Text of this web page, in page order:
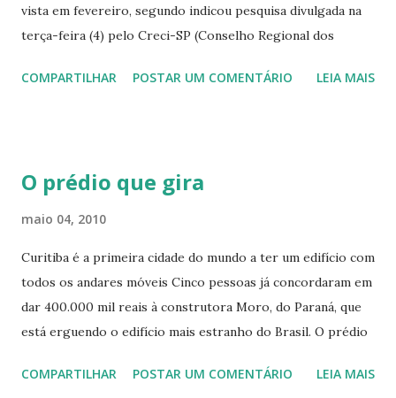
vista em fevereiro, segundo indicou pesquisa divulgada na
terça-feira (4) pelo Creci-SP (Conselho Regional dos
segundo mês do ano, essa forma de pagamento
período, 20,39% das vendas, sendo a principal instituição de
em fevereiro, não foram identificadas negociações
realizadas por meio do consórcio. As negociações
diretamente com o proprietário também registraram
representatividade nula no segundo mês do ano. Descontos
em fevereiro, quem procurou imóveis em todas as zonas de
COMPARTILHAR POSTAR UM COMENTÁRIO LEIA MAIS
O prédio que gira
maio 04, 2010
Curitiba é a primeira cidade do mundo a ter um edifício com
todos os andares móveis Cinco pessoas já concordaram em
dar 400.000 mil reais à construtora Moro, do Paraná, que
está erguendo o edifício mais estranho do Brasil. O prédio
venda, para quem se interessar) e todos eles giram
COMPARTILHAR POSTAR UM COMENTÁRIO LEIA MAIS